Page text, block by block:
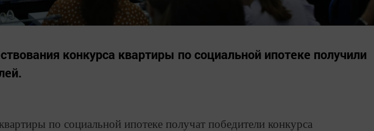
конкурса квартиры по социальной ипотеке получили
по социальной ипотеке получат победители конкурса